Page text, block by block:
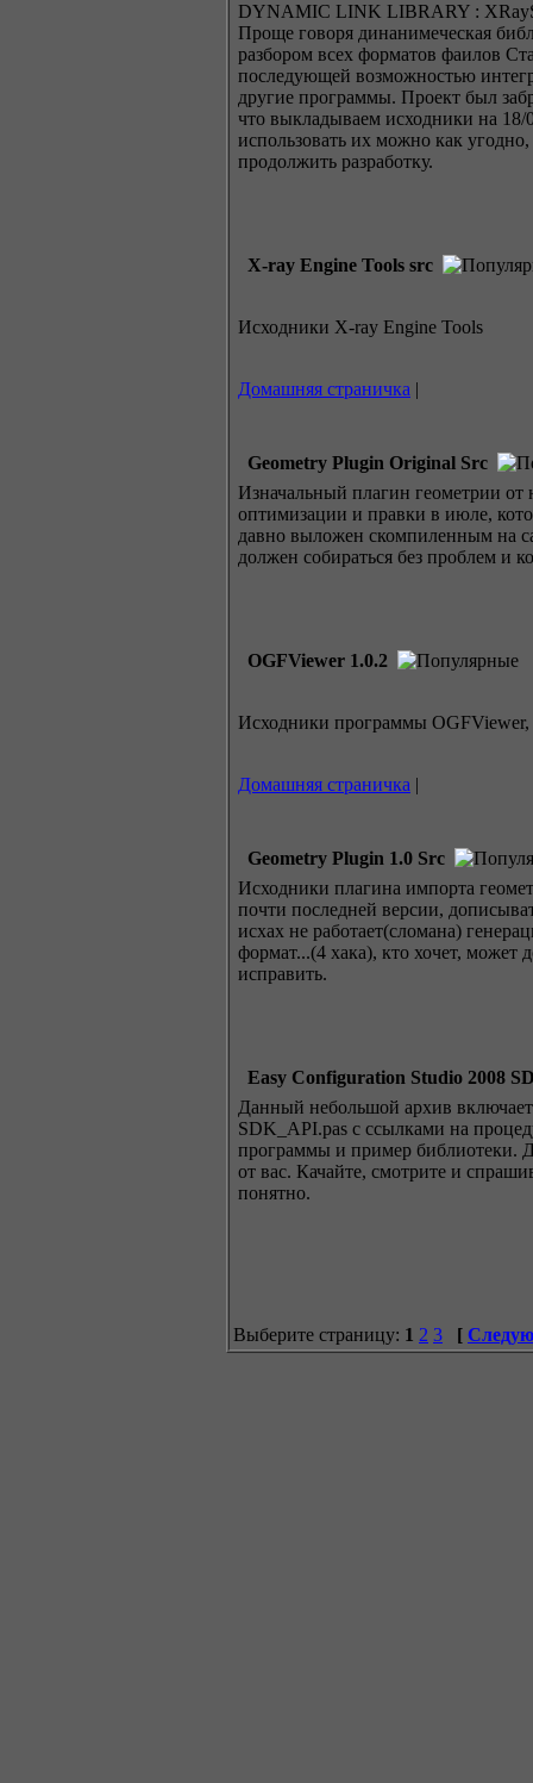
DYNAMIC LINK LIBRARY :
Проще говоря динанимеческая
разбором всех форматов фаилов
последующей возможностью
другие программы. Проект был
что выкладываем исходники на 18/
использовать их можно как
продолжить разработку.
X-ray Engine Tools src
Исходники X-ray Engine Tools
Домашняя страничка |
Geometry Plugin Original Src
Изначальный плагин геометрии от
оптимизации и правки в июле,
давно выложен скомпиленным на
должен собираться без проблем и
OGFViewer 1.0.2
Исходники программы OGFViewer,
Домашняя страничка |
Geometry Plugin 1.0 Src
Исходники плагина импорта
почти последней версии,
исхах не работает(сломана)
формат...(4 хака), кто хочет, может
исправить.
Easy Configuration Studio 2008
Данный небольшой архив включает
SDK_API.pas с сcылками на
программы и пример библиотеки.
от вас. Качайте, смотрите и
понятно.
Выберите страницу: 1 2 3 [